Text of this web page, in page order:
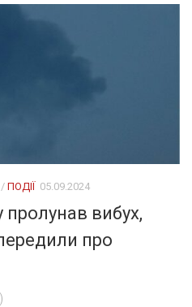
/ ПОДІЇ 05.09.2024
вибух,
про